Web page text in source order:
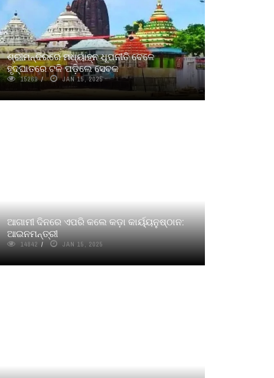
ଶ୍ରୀମନ୍ଦିରରେ ମଧ୍ୟାହ୍ନ ଧୂପନୀତି ବେଳେ
ହୃଦ୍‌ଘାତରେ ଟଳି ପଡ଼ିଲେ ସେବକ
15269 JAN 15, 2025
ଆଗାମୀ ଦିନରେ ଏପରି କଲେ କଡ଼ା କାର୍ୟ୍ୟନୁଷ୍ଠାନ:
ଆଇନମନ୍ତ୍ରୀ
14842 JAN 15, 2025